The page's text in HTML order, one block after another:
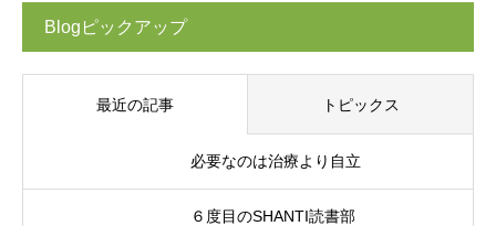
Blogピックアップ
最近の記事 トピックス
必要なのは治療より自立
６度目のSHANTI読書部